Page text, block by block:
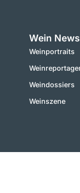
Wein News
Weinportraits
Weindossiers
Weinszene